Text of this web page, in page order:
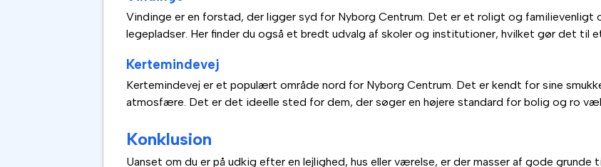
Vindinge er en forstad, der ligger syd for Nyborg Centrum. Det er et roligt og familievenligt
legepladser. Her finder du også et bredt udvalg af skoler og institutioner, hvilket gør det til
Kertemindevej
Kertemindevej er et populært område nord for Nyborg Centrum. Det er kendt for sine
atmosfære. Det er det ideelle sted for dem, der søger en højere standard for bolig og ro
Konklusion
Uanset om du er på udkig efter en lejlighed, hus eller værelse, er der masser af gode grunde